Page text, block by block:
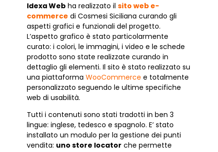
Idexa Webha realizzato il sito web e-
commerce di Cosmesi Siciliana curando gli
aspetti grafici e funzionali del progetto.
L’aspetto grafico è stato particolarmente
curato: i colori, le immagini, i video e le schede
prodotto sono state realizzate curando in
dettaglio gli elementi. Il sito è stato realizzato su
una piattaforma WooCommerce e totalmente
personalizzato seguendo le ultime specifiche
web di usabilità.
Tutti i contenuti sono stati tradotti in ben 3
lingue: inglese, tedesco e spagnolo. E’ stato
installato un modulo per la gestione dei punti
vendita: uno store locator che permette